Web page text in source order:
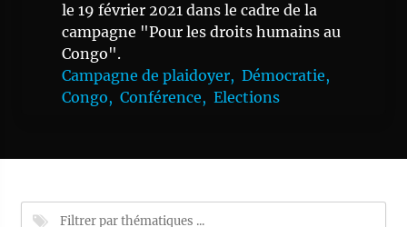
le 19 février 2021 dans le cadre de la
campagne "Pour les droits humains au
Congo".
Campagne de plaidoyer, Démocratie,
Congo, Conférence, Elections